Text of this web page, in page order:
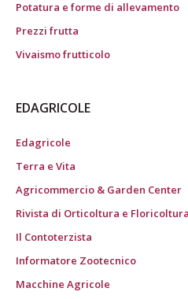
Potatura e forme di allevamento
Prezzi frutta
Vivaismo frutticolo
EDAGRICOLE
Edagricole
Terra e Vita
Agricommercio & Garden Center
Rivista di Orticoltura e Floricoltura
Il Contoterzista
Informatore Zootecnico
Macchine Agricole